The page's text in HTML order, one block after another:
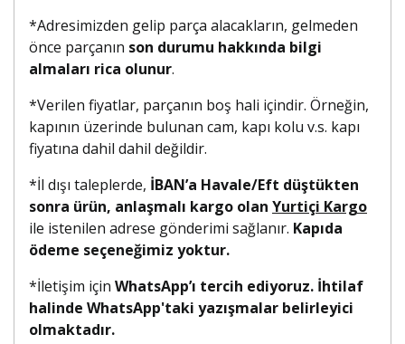
*Adresimizden gelip parça alacakların, gelmeden
önce parçanın son durumu hakkında bilgi
almaları rica olunur.
*Verilen fiyatlar, parçanın boş hali içindir. Örneğin,
kapının üzerinde bulunan cam, kapı kolu v.s. kapı
fiyatına dahil dahil değildir.
*İl dışı taleplerde, İBAN’a Havale/Eft düştükten
sonra ürün, anlaşmalı kargo olan Yurtiçi Kargo
ile istenilen adrese gönderimi sağlanır. Kapıda
ödeme seçeneğimiz yoktur.
*İletişim için WhatsApp’ı tercih ediyoruz. İhtilaf
halinde WhatsApp'taki yazışmalar belirleyici
olmaktadır.